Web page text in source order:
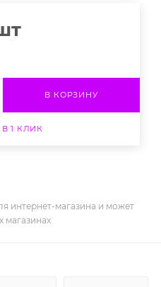
В КОРЗИНУ
1 КЛИК
интернет-магазина и может
магазинах